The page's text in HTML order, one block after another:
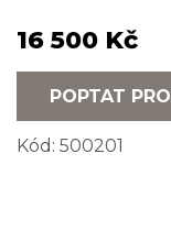
16 500 Kč
POPTAT
Kód: 500201